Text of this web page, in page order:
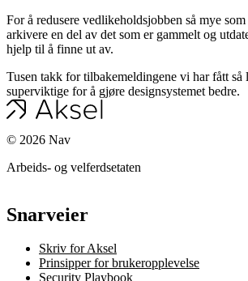
For å redusere vedlikeholdsjobben så mye
arkivere en del av det som er gammelt og
hjelp til å finne ut av.
Tusen takk for tilbakemeldingene vi har fått så
superviktige for å gjøre designsystemet bedre.
© 2026 Nav
Arbeids- og velferdsetaten
Snarveier
Skriv for Aksel
Prinsipper for brukeropplevelse
Security Playbook